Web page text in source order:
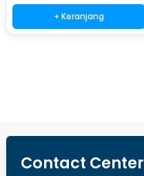
+ Keranjang
Contact Center